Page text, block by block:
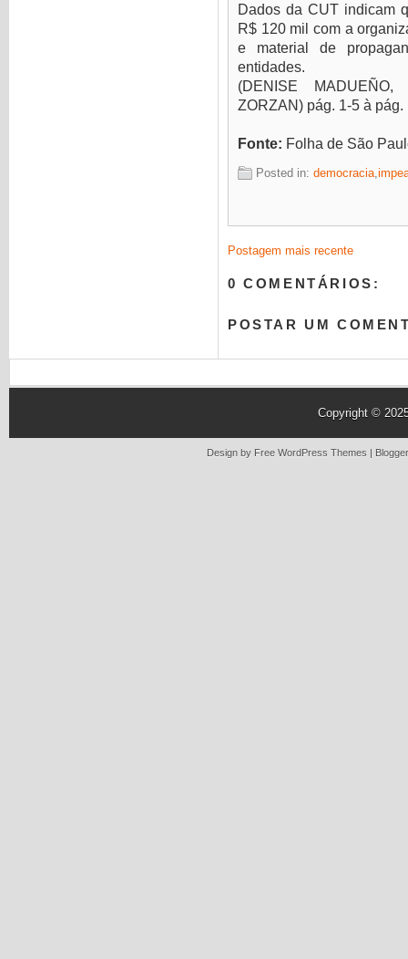
Dados da CUT indicam
R$ 120 mil com a
e material de
entidades.
(DENISE
ZORZAN) pág. 1-5 à pág.
Fonte: Folha de São
Posted in: democracia,
Postagem mais recente
0 COMENTÁRIOS:
POSTAR UM
Copyright ©
Design by Free WordPress Themes |